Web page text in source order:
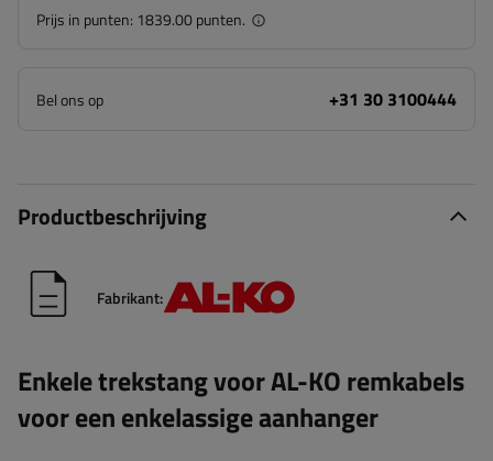
Prijs in punten: 1839.00 punten.
Bel ons op +31 30 3100444
Productbeschrijving
Fabrikant:
Enkele trekstang voor AL-KO remkabels
voor een enkelassige aanhanger